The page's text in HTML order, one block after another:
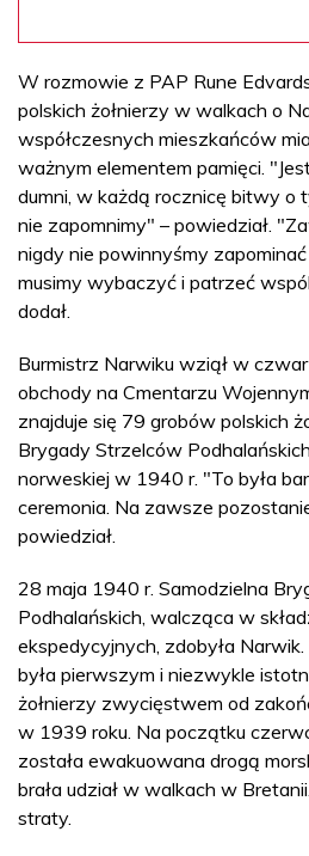
W rozmowie z PAP Rune
polskich żołnierzy w walkach o
współczesnych mieszkańców
ważnym elementem pamięci.
dumni, w każdą rocznicę bitwy o
nie zapomnimy" – powiedział.
nigdy nie powinnyśmy zapominać
musimy wybaczyć i patrzeć
dodał.
Burmistrz Narwiku wziął w
obchody na Cmentarzu
znajduje się 79 grobów polskich
Brygady Strzelców
norweskiej w 1940 r. "To była
ceremonia. Na zawsze
powiedział.
28 maja 1940 r. Samodzielna
Podhalańskich, walcząca w
ekspedycyjnych, zdobyła
była pierwszym i niezwykle
żołnierzy zwycięstwem od
w 1939 roku. Na początku
została ewakuowana drogą
brała udział w walkach w
straty.